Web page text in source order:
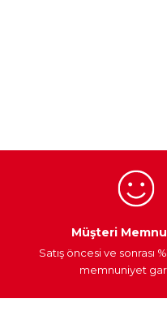
Müşteri
Satış öncesi ve sonrası
memnuniyet